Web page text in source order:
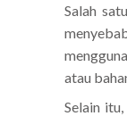
Salah
atau
Selain